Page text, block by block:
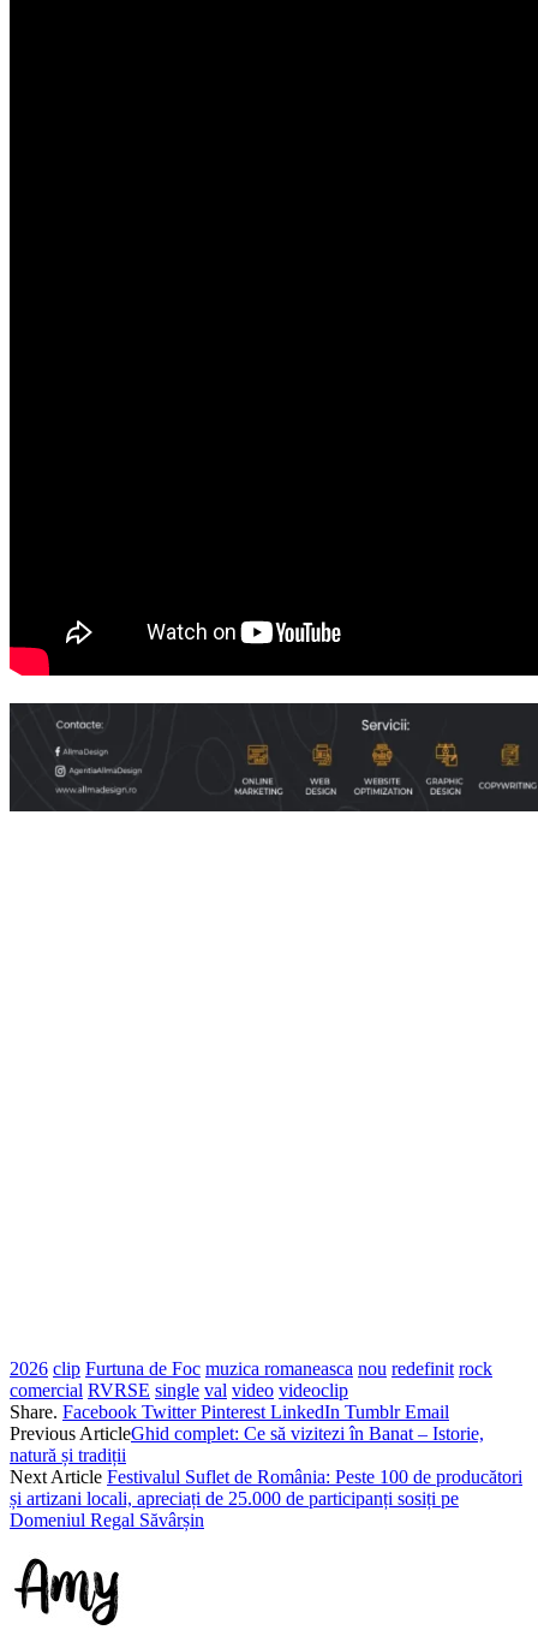
2026 clip Furtuna de Foc muzica romaneasca nou redefinit rock
comercial RVRSE single val video videoclip
Share. Facebook Twitter Pinterest LinkedIn Tumblr Email
Previous ArticleGhid complet: Ce să vizitezi în Banat – Istorie,
natură și tradiții
Next Article Festivalul Suflet de România: Peste 100 de producători
și artizani locali, apreciați de 25.000 de participanți sosiți pe
Domeniul Regal Săvârșin